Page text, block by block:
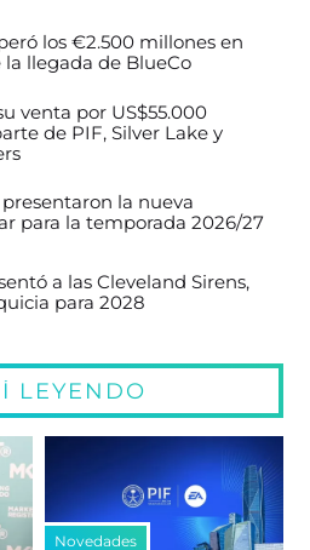
los €2.500 millones en
la llegada de BlueCo
venta por US$55.000
de PIF, Silver Lake y
la nueva
para la temporada 2026/27
a las Cleveland Sirens,
para 2028
LEYENDO
Novedades